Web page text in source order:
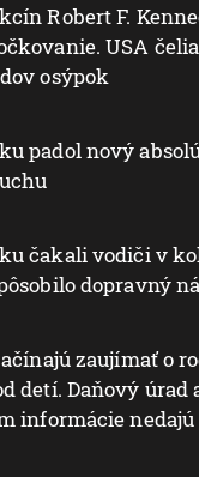
Robert F.
USA
osýpok
padol nový
čakali vodiči v
dopravný
zaujímať o
detí. Daňový úrad
informácie nedajú